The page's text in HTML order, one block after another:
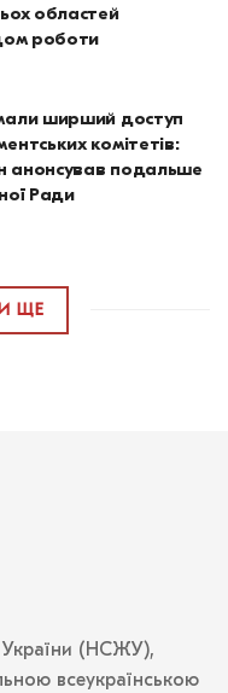
областей
роботи
ширший доступ
комітетів:
подальше
Ради
ЩЕ
України (НСЖУ),
всеукраїнською